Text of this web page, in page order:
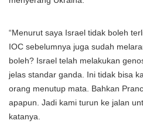
“Menurut saya Israel tidak boleh
IOC sebelumnya juga sudah
boleh? Israel telah melakukan
jelas standar ganda. Ini tidak bisa
orang menutup mata. Bahkan
apapun. Jadi kami turun ke jalan
katanya.